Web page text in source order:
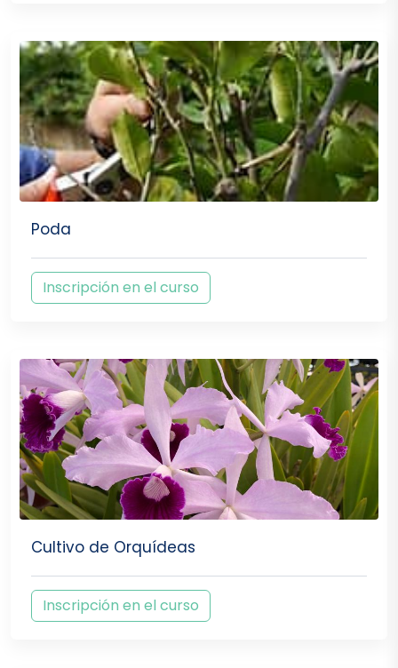
Poda
Inscripción en el curso
Cultivo de Orquídeas
Inscripción en el curso